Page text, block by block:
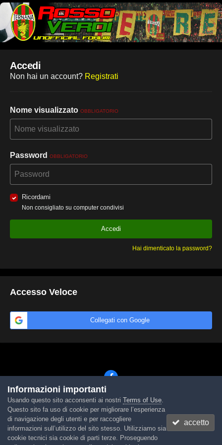
Accedi
Non hai un account? Registrati
Nome visualizzato OBBLIGATORIO
Password OBBLIGATORIO
Ricordami
Non consigliato su computer condivisi
Accedi
Hai dimenticato la password?
Accesso Veloce
Collegati con Google
Lingua Tema Contattaci Cookies
Powered by Invision Community
Informazioni importanti
Usando questo sito acconsenti ai nostri Terms of Use.
Questo sito fa uso di cookie per migliorare l’esperienza
di navigazione degli utenti e per raccogliere
informazioni sull’utilizzo del sito stesso. Utilizziamo sia
cookie tecnici sia cookie di parti terze. Proseguendo
accetto